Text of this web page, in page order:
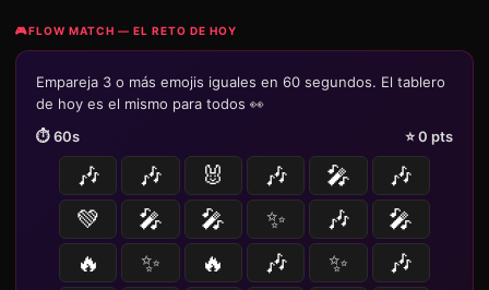
🎮FLOW MATCH — EL RETO DE HOY
Empareja 3 o más emojis iguales en 60 segundos. El tablero
de hoy es el mismo para todos 👀
⏱️60s ⭐0 pts
🎶 🎶 🐰 🎶 🎤
🎶
💚
🎤 🎤 ✨ 🎶
🎤
🔥
✨ 🔥 🎶 ✨
🎶